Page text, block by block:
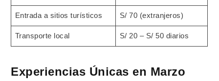
Entrada a sitios turísticos S/ 70 (extranjeros)
Transporte local S/ 20 – S/ 50 diarios
Experiencias Únicas en Marzo